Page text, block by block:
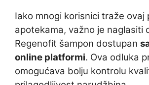
Iako mnogi korisnici traže ovaj
apotekama, važno je naglasiti
Regenofit šampon dostupan
online platformi. Ova odluka
omogućava bolju kontrolu